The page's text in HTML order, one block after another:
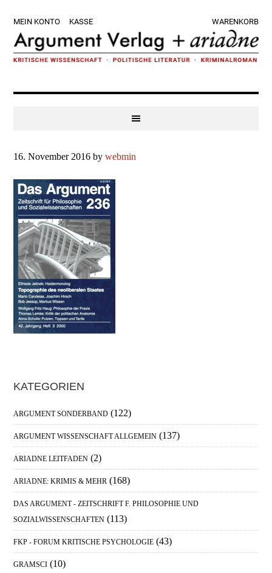
Hauptnavigation
springen
main
content
Hauptsidebar
springen
Fußzeile
springen
MEIN KONTO KASSE WARENKORB
16. November 2016 bywebmin
Haupt-
Sidebar
KATEGORIEN
ARGUMENT SONDERBAND (122)
ARGUMENT WISSENSCHAFT ALLGEMEIN (137)
ARIADNE LEITFADEN (2)
ARIADNE: KRIMIS & MEHR (168)
DAS ARGUMENT - ZEITSCHRIFT F. PHILOSOPHIE UND
SOZIALWISSENSCHAFTEN (113)
FKP - FORUM KRITISCHE PSYCHOLOGIE (43)
GRAMSCI (10)